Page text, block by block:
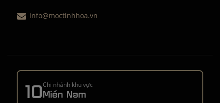
info@moctinhhoa.vn
10Chi nhánh khu vực
Miền Nam